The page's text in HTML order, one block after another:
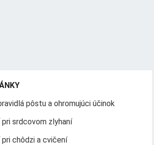
pôstu a ohromujúci účinok
srdcovom zlyhaní
chôdzi a cvičení